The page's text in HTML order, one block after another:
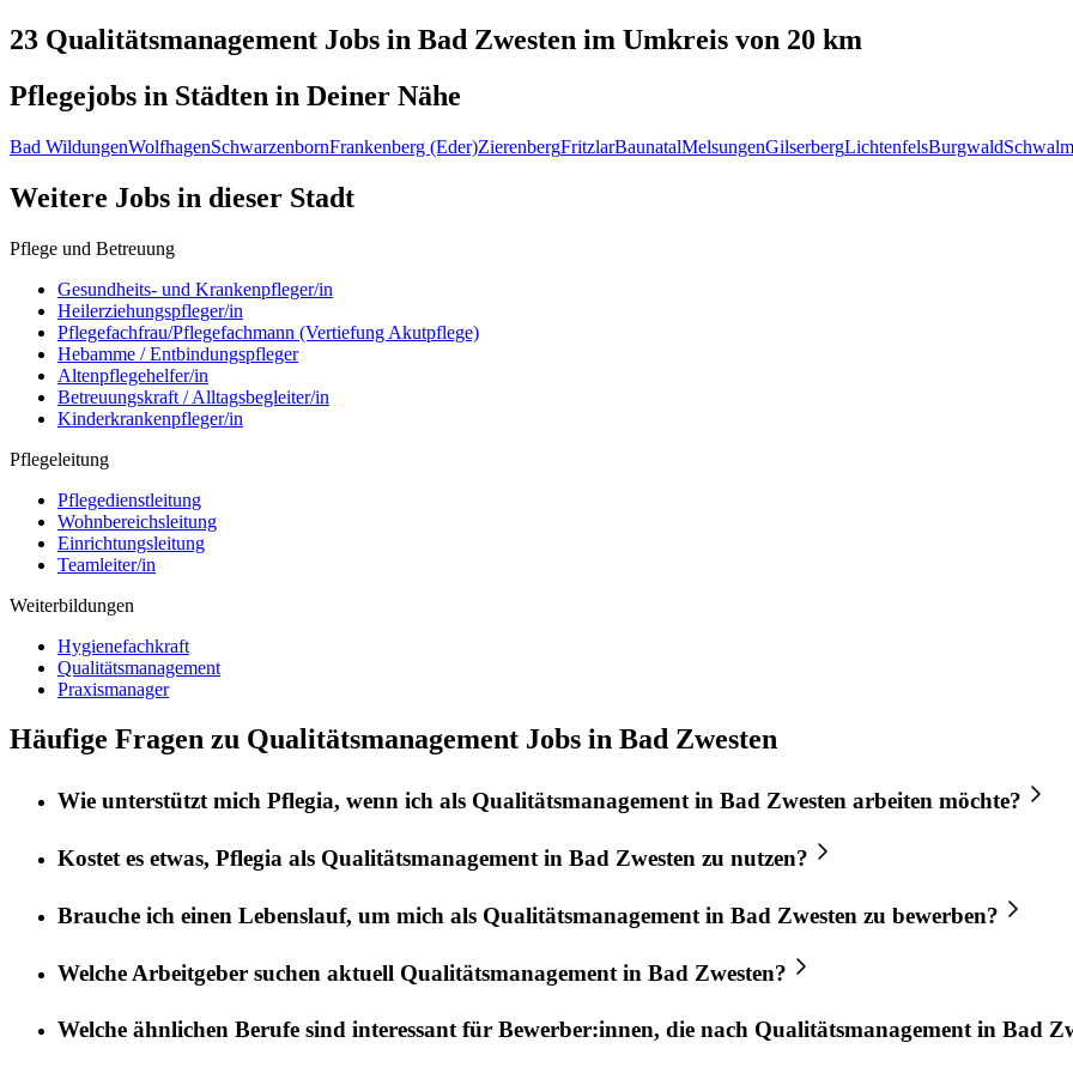
23 Qualitätsmanagement Jobs in Bad Zwesten im Umkreis von 20 km
Pflegejobs in Städten in Deiner Nähe
Bad WildungenWolfhagenSchwarzenbornFrankenberg (Eder)ZierenbergFritzlarBaunatalMelsungenGilserbergLichtenfelsBurgwald
Weitere Jobs in dieser Stadt
Pflege und Betreuung
Gesundheits- und Krankenpfleger/in
Heilerziehungspfleger/in
Pflegefachfrau/Pflegefachmann (Vertiefung Akutpflege)
Hebamme / Entbindungspfleger
Altenpflegehelfer/in
Betreuungskraft / Alltagsbegleiter/in
Kinderkrankenpfleger/in
Pflegeleitung
Pflegedienstleitung
Wohnbereichsleitung
Einrichtungsleitung
Teamleiter/in
Weiterbildungen
Hygienefachkraft
Qualitätsmanagement
Praxismanager
Häufige Fragen zu Qualitätsmanagement Jobs in Bad Zwesten
Wie unterstützt mich Pflegia, wenn ich als Qualitätsmanagementin Bad Zwesten arbeiten möchte?
Kostet es etwas, Pflegia als Qualitätsmanagement in Bad Zwesten zu nutzen?
Brauche ich einen Lebenslauf, um mich als Qualitätsmanagement in Bad Zwesten zu bewerben?
Welche Arbeitgeber suchen aktuell Qualitätsmanagement in Bad Zwesten?
Welche ähnlichen Berufe sind interessant für Bewerber:innen, die nach Qualitätsmanagementin Bad